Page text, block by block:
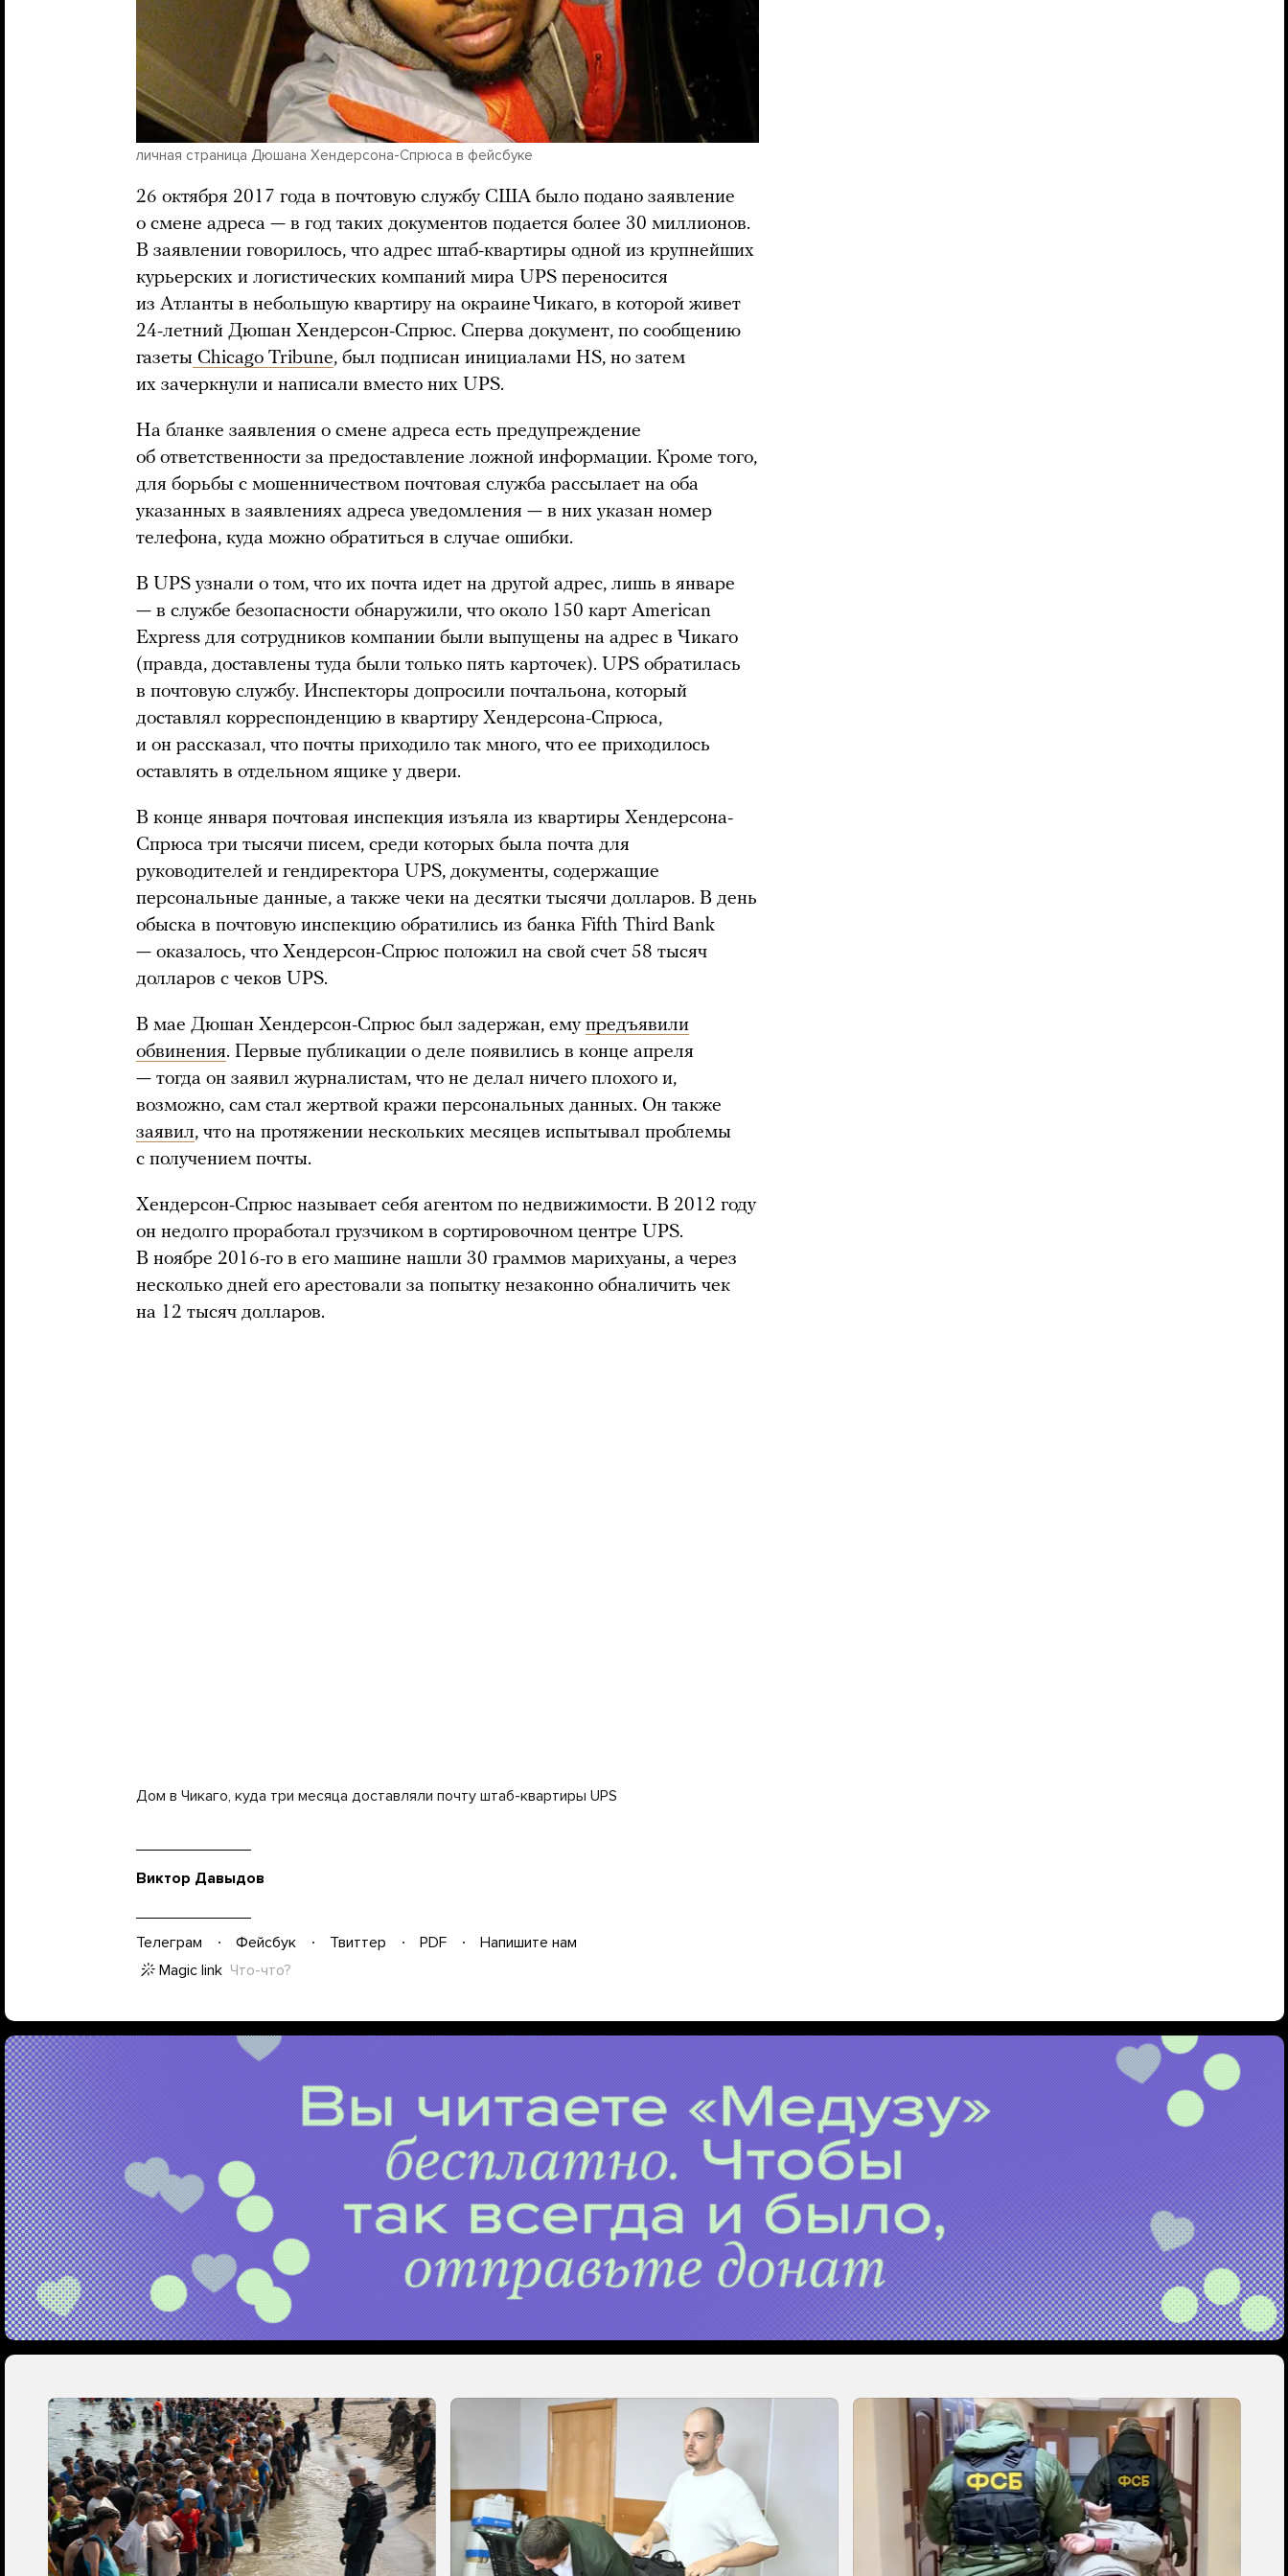
личная страница Дюшана Хендерсона-Спрюса в фейсбуке
26 октября 2017 года в почтовую службу США было подано заявление
о смене адреса — в год таких документов подается более 30 миллионов.
В заявлении говорилось, что адрес штаб-квартиры одной из крупнейших
курьерских и логистических компаний мира UPS переносится
из Атланты в небольшую квартиру на окраине Чикаго, в которой живет
24-летний Дюшан Хендерсон-Спрюс. Сперва документ, по сообщению
газеты Chicago Tribune, был подписан инициалами HS, но затем
их зачеркнули и написали вместо них UPS.
На бланке заявления о смене адреса есть предупреждение
об ответственности за предоставление ложной информации. Кроме того,
для борьбы с мошенничеством почтовая служба рассылает на оба
указанных в заявлениях адреса уведомления — в них указан номер
телефона, куда можно обратиться в случае ошибки.
В UPS узнали о том, что их почта идет на другой адрес, лишь в январе
— в службе безопасности обнаружили, что около 150 карт American
Express для сотрудников компании были выпущены на адрес в Чикаго
(правда, доставлены туда были только пять карточек). UPS обратилась
в почтовую службу. Инспекторы допросили почтальона, который
доставлял корреспонденцию в квартиру Хендерсона-Спрюса,
и он рассказал, что почты приходило так много, что ее приходилось
оставлять в отдельном ящике у двери.
В конце января почтовая инспекция изъяла из квартиры Хендерсона-
Спрюса три тысячи писем, среди которых была почта для
руководителей и гендиректора UPS, документы, содержащие
персональные данные, а также чеки на десятки тысячи долларов. В день
обыска в почтовую инспекцию обратились из банка Fifth Third Bank
— оказалось, что Хендерсон-Спрюс положил на свой счет 58 тысяч
долларов с чеков UPS.
В мае Дюшан Хендерсон-Спрюс был задержан, ему предъявили
обвинения. Первые публикации о деле появились в конце апреля
— тогда он заявил журналистам, что не делал ничего плохого и,
возможно, сам стал жертвой кражи персональных данных. Он также
заявил, что на протяжении нескольких месяцев испытывал проблемы
с получением почты.
Хендерсон-Спрюс называет себя агентом по недвижимости. В 2012 году
он недолго проработал грузчиком в сортировочном центре UPS.
В ноябре 2016-го в его машине нашли 30 граммов марихуаны, а через
несколько дней его арестовали за попытку незаконно обналичить чек
на 12 тысяч долларов.
Дом в Чикаго, куда три месяца доставляли почту штаб-квартиры UPS
Виктор Давыдов
Телеграм Фейсбук Твиттер PDF
Напишите нам
Magic link Что-что?